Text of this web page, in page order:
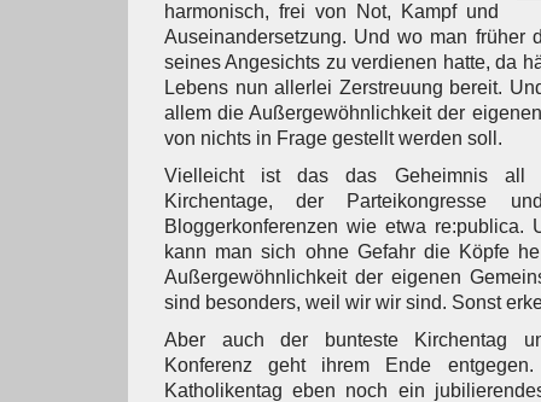
harmonisch, frei von Not, Kampf und
Auseinandersetzung. Und wo man früher
seines Angesichts zu verdienen hatte, da
Lebens nun allerlei Zerstreuung bereit.
allem die Außergewöhnlichkeit der
von nichts in Frage gestellt werden soll.
Vielleicht ist das das Geheimnis all
Kirchentage, der Parteikongresse
Bloggerkonferenzen wie etwa re:publica.
kann man sich ohne Gefahr die Köpfe
Außergewöhnlichkeit der eigenen
sind besonders, weil wir wir sind. Sonst
Aber auch der bunteste Kirchentag
Konferenz geht ihrem Ende
Katholikentag eben noch ein